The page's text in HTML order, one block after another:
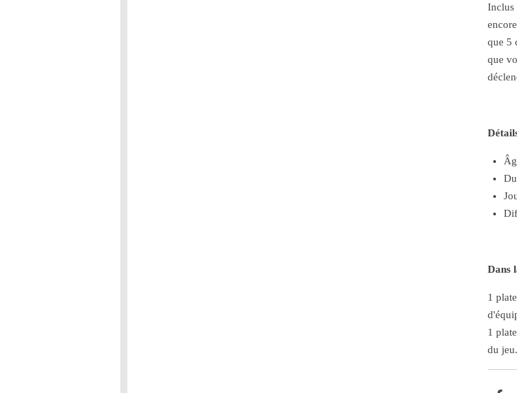
Inclus
que 5
que
Dans
1
1
du jeu.